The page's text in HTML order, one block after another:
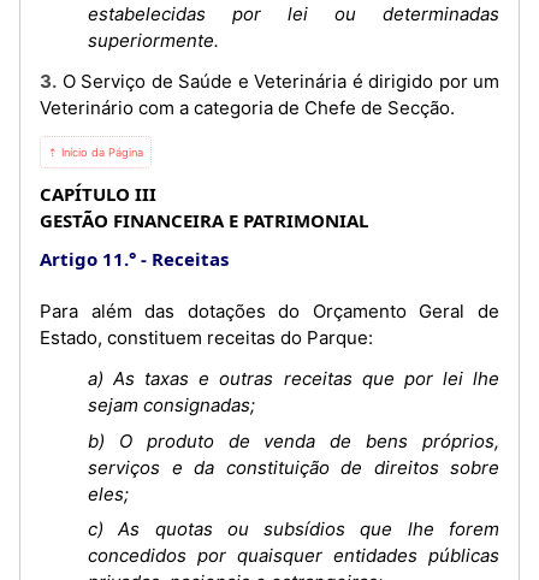
estabelecidas por lei ou determinadas
superiormente.
3. O Serviço de Saúde e Veterinária é dirigido por um
Veterinário com a categoria de Chefe de Secção.
⇡ Início da Página
CAPÍTULO III
GESTÃO FINANCEIRA E PATRIMONIAL
Artigo 11.°
Receitas
Para além das dotações do Orçamento Geral de
Estado, constituem receitas do Parque:
a) As taxas e outras receitas que por lei lhe
sejam consignadas;
b) O produto de venda de bens próprios,
serviços e da constituição de direitos sobre
eles;
c) As quotas ou subsídios que lhe forem
concedidos por quaisquer entidades públicas